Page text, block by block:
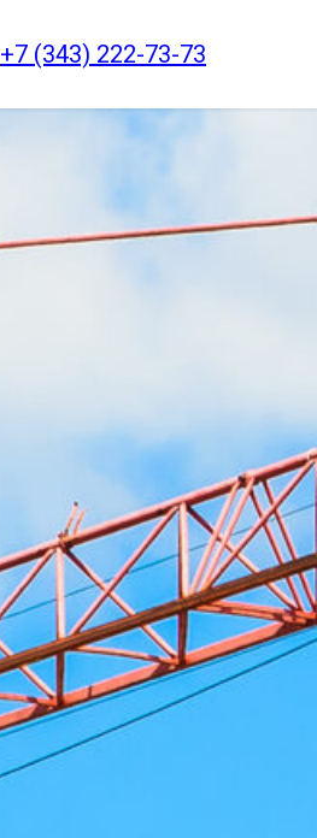
+7 (343) 222-73-73